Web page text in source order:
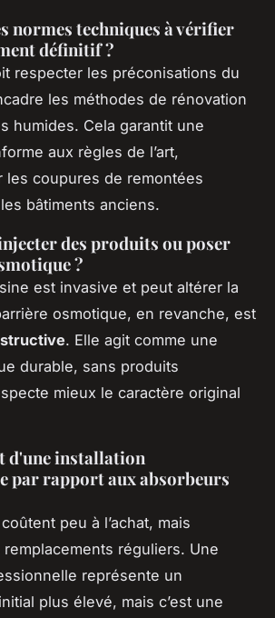
normes techniques à vérifier
définitif ?
respecter les préconisations du
les méthodes de rénovation
humides. Cela garantit une
aux règles de l’art,
les coupures de remontées
bâtiments anciens.
des produits ou poser
?
est invasive et peut altérer la
osmotique, en revanche, est
. Elle agit comme une
durable, sans produits
mieux le caractère original
d'une installation
par rapport aux absorbeurs
peu à l’achat, mais
réguliers. Une
représente un
plus élevé, mais c’est une